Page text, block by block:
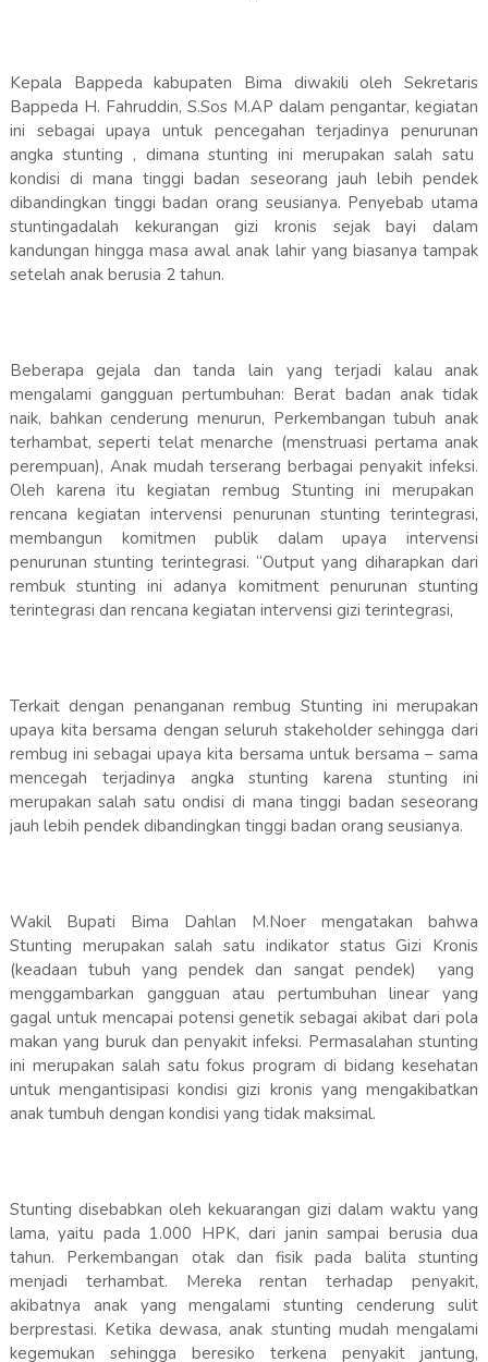
Kepala Bappeda kabupaten Bima diwakili oleh Sekretaris
Bappeda H. Fahruddin, S.Sos M.AP dalam pengantar, kegiatan
ini sebagai upaya untuk pencegahan terjadinya penurunan
angka stunting , dimana stunting ini merupakan salah satu
kondisi di mana tinggi badan seseorang jauh lebih pendek
dibandingkan tinggi badan orang seusianya. Penyebab utama
stuntingadalah kekurangan gizi kronis sejak bayi dalam
kandungan hingga masa awal anak lahir yang biasanya tampak
setelah anak berusia 2 tahun.
Beberapa gejala dan tanda lain yang terjadi kalau anak
mengalami gangguan pertumbuhan: Berat badan anak tidak
naik, bahkan cenderung menurun, Perkembangan tubuh anak
terhambat, seperti telat menarche (menstruasi pertama anak
perempuan), Anak mudah terserang berbagai penyakit infeksi.
Oleh karena itu kegiatan rembug Stunting ini merupakan
rencana kegiatan intervensi penurunan stunting terintegrasi,
membangun komitmen publik dalam upaya intervensi
penurunan stunting terintegrasi. “Output yang diharapkan dari
rembuk stunting ini adanya komitment penurunan stunting
terintegrasi dan rencana kegiatan intervensi gizi terintegrasi,
Terkait dengan penanganan rembug Stunting ini merupakan
upaya kita bersama dengan seluruh stakeholder sehingga dari
rembug ini sebagai upaya kita bersama untuk bersama – sama
mencegah terjadinya angka stunting karena stunting ini
merupakan salah satu ondisi di mana tinggi badan seseorang
jauh lebih pendek dibandingkan tinggi badan orang seusianya.
Wakil Bupati Bima Dahlan M.Noer mengatakan bahwa
Stunting merupakan salah satu indikator status Gizi Kronis
(keadaan tubuh yang pendek dan sangat pendek) yang
menggambarkan gangguan atau pertumbuhan linear yang
gagal untuk mencapai potensi genetik sebagai akibat dari pola
makan yang buruk dan penyakit infeksi. Permasalahan stunting
ini merupakan salah satu fokus program di bidang kesehatan
untuk mengantisipasi kondisi gizi kronis yang mengakibatkan
anak tumbuh dengan kondisi yang tidak maksimal.
Stunting disebabkan oleh kekuarangan gizi dalam waktu yang
lama, yaitu pada 1.000 HPK, dari janin sampai berusia dua
tahun. Perkembangan otak dan fisik pada balita stunting
menjadi terhambat. Mereka rentan terhadap penyakit,
akibatnya anak yang mengalami stunting cenderung sulit
berprestasi. Ketika dewasa, anak stunting mudah mengalami
kegemukan sehingga beresiko terkena penyakit jantung,